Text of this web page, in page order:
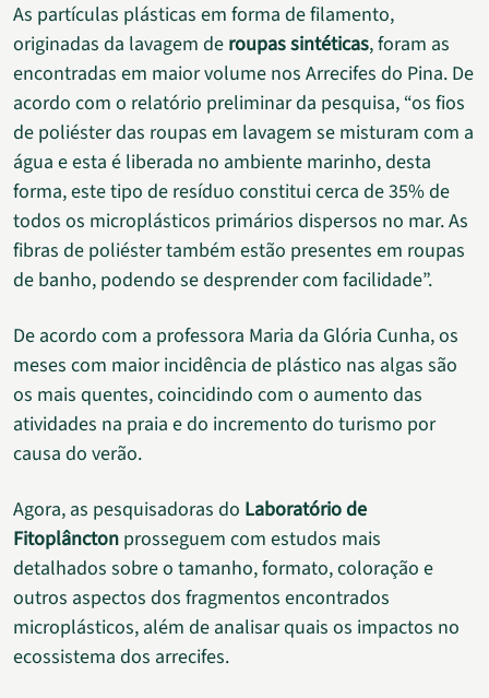
As partículas plásticas em forma de filamento,
originadas da lavagem de roupas sintéticas, foram as
encontradas em maior volume nos Arrecifes do Pina. De
acordo com o relatório preliminar da pesquisa, “os fios
de poliéster das roupas em lavagem se misturam com a
água e esta é liberada no ambiente marinho, desta
forma, este tipo de resíduo constitui cerca de 35% de
todos os microplásticos primários dispersos no mar. As
fibras de poliéster também estão presentes em roupas
de banho, podendo se desprender com facilidade”.
De acordo com a professora Maria da Glória Cunha, os
meses com maior incidência de plástico nas algas são
os mais quentes, coincidindo com o aumento das
atividades na praia e do incremento do turismo por
causa do verão.
Agora, as pesquisadoras do Laboratório de
Fitoplâncton prosseguem com estudos mais
detalhados sobre o tamanho, formato, coloração e
outros aspectos dos fragmentos encontrados
microplásticos, além de analisar quais os impactos no
ecossistema dos arrecifes.